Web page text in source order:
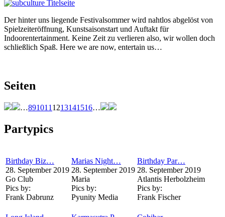
Der hinter uns liegende Festivalsommer wird nahtlos abgelöst von
Spielzeiteröffnung, Kunstsaisonstart und Auftakt für
Indoorentertainment. Keine Zeit zu verlieren also, wir wollen doch
schließlich Spaß. Here we are now, entertain us…
Seiten
…8910111213141516…
Partypics
Birthday Biz…
28. September 2019
Go Club
Pics by:
Frank Dabrunz
Marias Night…
28. September 2019
Maria
Pics by:
Pyunity Media
Birthday Par…
28. September 2019
Atlantis Herbolzheim
Pics by:
Frank Fischer